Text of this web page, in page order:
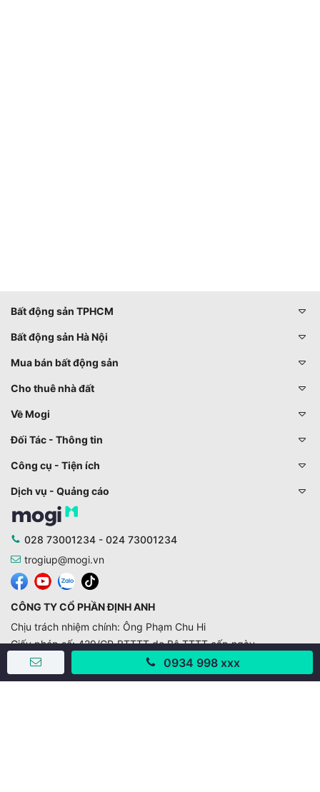
0934 998 xxx
Bất động sản TPHCM
Bất động sản Hà Nội
Mua bán bất động sản
Cho thuê nhà đất
Về Mogi
Đối Tác - Thông tin
Công cụ - Tiện ích
Dịch vụ - Quảng cáo
028 73001234 - 024 73001234
trogiup@mogi.vn
CÔNG TY CỔ PHẦN ĐỊNH ANH
Chịu trách nhiệm chính: Ông Phạm Chu Hi
Giấy phép số: 429/GP-BTTTT do Bộ TTTT cấp ngày
11/10/2019
Trụ sở chính: